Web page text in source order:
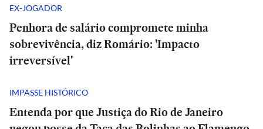
EX-JOGADOR
Penhora de salário compromete minha
sobrevivência, diz Romário: 'Impacto
irreversível'
IMPASSE HISTÓRICO
Entenda por que Justiça do Rio de Janeiro